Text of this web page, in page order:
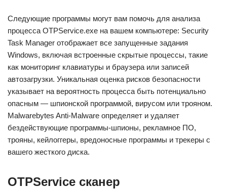
Следующие программы могут вам помочь для анализа
процесса OTPService.exe на вашем компьютере: Security
Task Manager отображает все запущенные задания
Windows, включая встроенные скрытые процессы, такие
как мониторинг клавиатуры и браузера или записей
автозагрузки. Уникальная оценка рисков безопасности
указывает на вероятность процесса быть потенциально
опасным — шпионской программой, вирусом или трояном.
Malwarebytes Anti-Malware определяет и удаляет
бездействующие программы-шпионы, рекламное ПО,
трояны, кейлоггеры, вредоносные программы и трекеры с
вашего жесткого диска.
OTPService сканер